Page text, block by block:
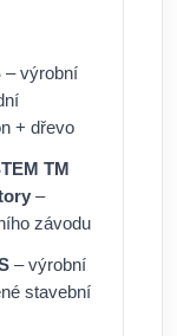
– výrobní
+ dřevo
TM
–
závodu
– výrobní
stavební